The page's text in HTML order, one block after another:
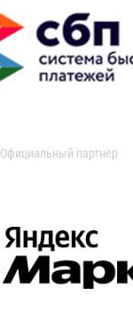
Официальный партнер